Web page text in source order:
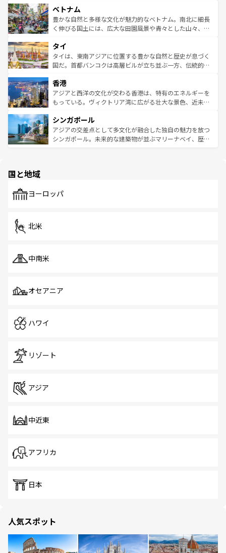
参照してほしい。
容にもいいと評判のスイーツなど、バラエティ豊かな料理
が味わえる。 なお、新着の台湾情報は コンテンツ一覧を参
照してほしい。
き、地方に足を延ばせば四季折々の自然美を楽しむことが
できる。そして、キムチや焼肉、絶品のストリートフード
まで、さまざまな韓国料理が待っている。夜には、韓国な
リティに包まれながら、韓国の多彩な魅力を心ゆくまで味
わってみてほしい。 なお、新着の韓国情報はコンテンツ一
覧を参照してほしい。
ベトナム
豊かな自然と多様な文化が魅力的なベトナム。南北に細長
く伸びる国土には、広大な田園風景や青々とした山々、世
急速な発展と共に伝統が息づく。ハノイの古い町並みやホ
ーチミン市のフランス統治時代の建物も、独特の雰囲気を
醸し出している。また、バラエティの豊かさとおいしさで
とつ。フォーやバインミー、ベトナムコーヒーなどは、ぜ
ひ現地で味わいたい。どの地域を訪れてもあたたかい人々
が旅行者を迎えてくれるので、きっと忘れられない旅にな
参照してほしい。
タイ
タイは、東南アジアに位置する豊かな自然と歴史が息づく
国だ。首都バンコクは高層ビルが立ち並ぶ一方、伝統的な
の活気が交差している。北部ではチェンマイなどの山岳地
帯で自然と触れ合い、南部ではプーケットやクラビの美し
いビーチでリゾート気分を楽しむことができる。タイ料理
激する。気候は一年中温暖で、どの季節にも異なる楽しみ
が待っている。親しみやすいタイの人々、仏教を中心とし
た文化、そして多様な観光資源が、訪れる旅人を魅了し続
香港
アジアと西洋の文化が交わる香港は、特有のエネルギーを
もっている。ヴィクトリア湾に広がる壮大な景色、近未来
み、どこを訪れても感動するはず。観光スポットが密集し
ており、効率よく見どころを回れるのも魅力。息をのむよ
うな絶景から文化的な体験まで、香港を存分に楽しみ尽く
シンガポール
アジアの交差点として多文化が融合した独自の魅力を放つ
シンガポール。未来的な建築物が並ぶマリーナベイ、歴史
で、ホーカーズは地元の風情を楽しめる外せないスポット
国と地域
ヨーロッパ
北米
中南米
オセアニア
ハワイ
リゾート
アジア
中近東
アフリカ
日本
人気スポット